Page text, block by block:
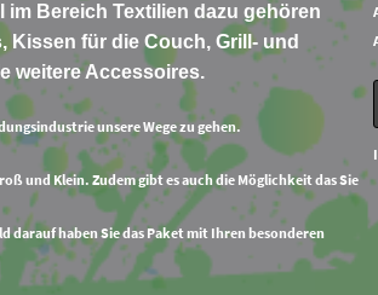
im Bereich Textilien dazu gehören
Kissen für die Couch, Grill- und
weitere Accessoires.
unsere Wege zu gehen.
und Klein. Zudem gibt es auch die Möglichkeit das Sie
darauf haben Sie das Paket mit Ihren besonderen